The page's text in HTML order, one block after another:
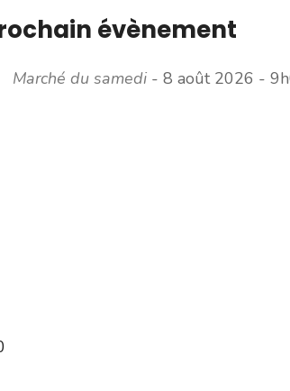
évènement
Marché du samedi - 8 août 2026 -